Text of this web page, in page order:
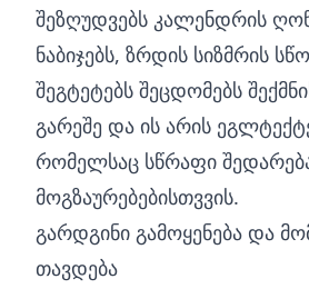
შეზღუდვებს კალენდრის
ნაბიჯებს, ზრდის სიზმრის
შეგტეტებს შეცდომებს
გარეშე და ის არის
რომელსაც სწრაფი
მოგზაურებებისთვვის.
გარდგინი გამოყენება და
თავდება